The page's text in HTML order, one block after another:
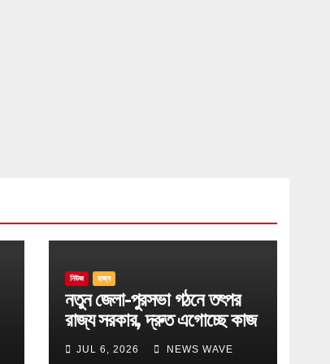
নিউজ রাজ্য
নতুন জেলা-পুরসভা গঠনে তৎপর
রাজ্য সরকার, দ্রুত এগোচ্ছে কাজ
JUL 6, 2026 NEWS WAVE